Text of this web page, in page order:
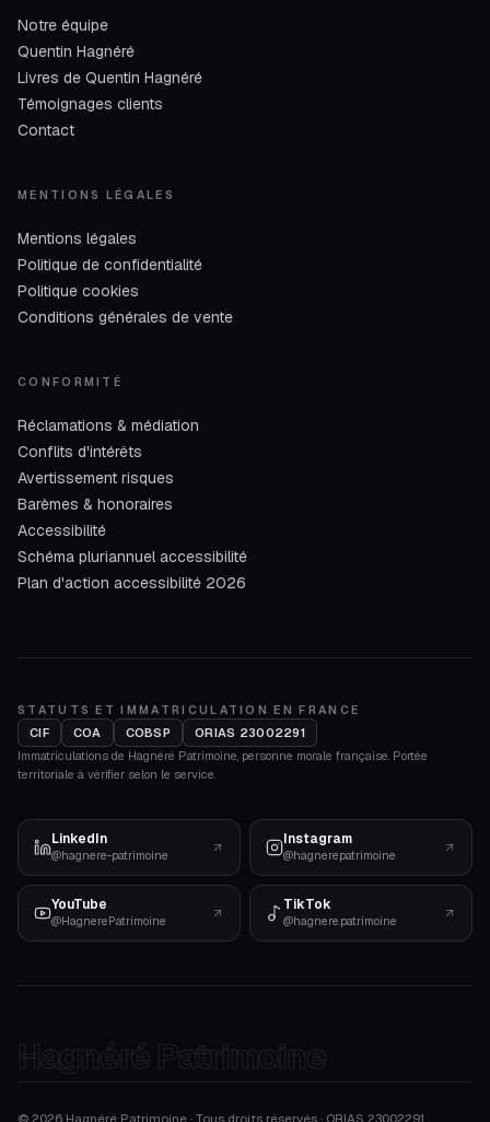
Notre équipe
Quentin Hagnéré
Livres de Quentin Hagnéré
Témoignages clients
Contact
MENTIONS LÉGALES
Mentions légales
Politique de confidentialité
Politique cookies
Conditions générales de vente
CONFORMITÉ
Réclamations & médiation
Conflits d'intérêts
Avertissement risques
Barèmes & honoraires
Accessibilité
Schéma pluriannuel accessibilité
Plan d'action accessibilité 2026
STATUTS ET IMMATRICULATION EN FRANCE
CIF
COA COBSP
ORIAS 23002291
Immatriculations de Hagnéré Patrimoine, personne morale française. Portée
territoriale à vérifier selon le service.
LinkedIn
@hagnere-patrimoine
Instagram
@hagnerepatrimoine
YouTube
@HagnerePatrimoine
TikTok
@hagnere.patrimoine
Hagnéré Patrimoine
© 2026 Hagnéré Patrimoine · Tous droits réservés · ORIAS 23002291